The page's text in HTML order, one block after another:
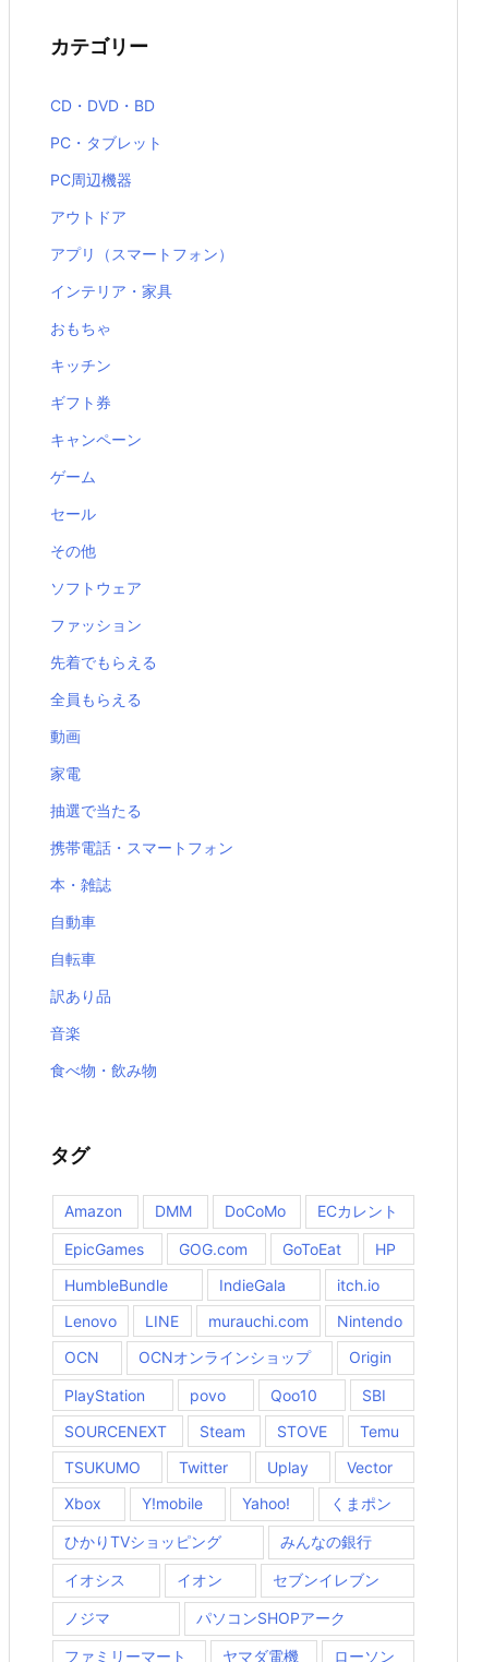
カテゴリー
CD・DVD・BD
PC・タブレット
PC周辺機器
アウトドア
アプリ（スマートフォン）
インテリア・家具
おもちゃ
キッチン
ギフト券
キャンペーン
ゲーム
セール
その他
ソフトウェア
ファッション
先着でもらえる
全員もらえる
動画
家電
抽選で当たる
携帯電話・スマートフォン
本・雑誌
自動車
自転車
訳あり品
音楽
食べ物・飲み物
タグ
Amazon DMM DoCoMo ECカレント
EpicGames GOG.com GoToEat
HP
HumbleBundle
IndieGala
itch.io
Lenovo
LINE murauchi.com
Nintendo
OCN
OCNオンラインショップ Origin
PlayStation povo Qoo10
SBI
SOURCENEXT
Steam STOVE
Temu
TSUKUMO
Twitter Uplay
Vector
Xbox
Y!mobile Yahoo! くまポン
ひかりTVショッピング みんなの銀行
イオシス イオン セブンイレブン
ノジマ パソコンSHOPアーク
ファミリーマート ヤマダ電機 ローソン